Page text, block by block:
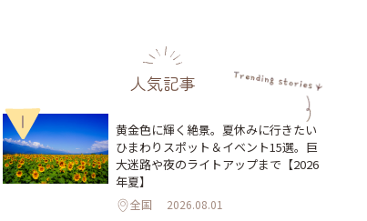
人気記事
1
黄金色に輝く絶景。夏休みに行きたい
ひまわりスポット＆イベント15選。巨
大迷路や夜のライトアップまで【2026
年夏】
全国 2026.08.01